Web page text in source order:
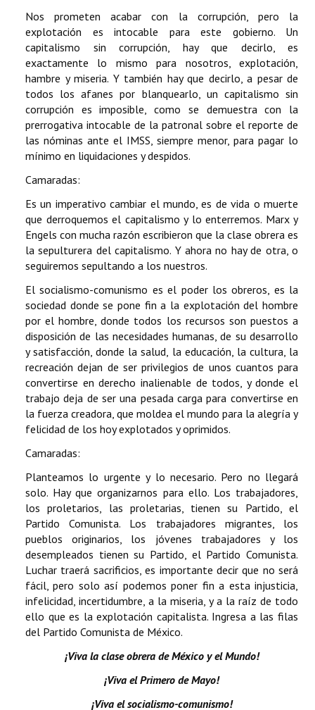
Nos prometen acabar con la corrupción, pero la
explotación es intocable para este gobierno. Un
capitalismo sin corrupción, hay que decirlo, es
exactamente lo mismo para nosotros, explotación,
hambre y miseria. Y también hay que decirlo, a pesar de
todos los afanes por blanquearlo, un capitalismo sin
corrupción es imposible, como se demuestra con la
prerrogativa intocable de la patronal sobre el reporte de
las nóminas ante el IMSS, siempre menor, para pagar lo
mínimo en liquidaciones y despidos.
Camaradas:
Es un imperativo cambiar el mundo, es de vida o muerte
que derroquemos el capitalismo y lo enterremos. Marx y
Engels con mucha razón escribieron que la clase obrera es
la sepulturera del capitalismo. Y ahora no hay de otra, o
seguiremos sepultando a los nuestros.
El socialismo-comunismo es el poder los obreros, es la
sociedad donde se pone fin a la explotación del hombre
por el hombre, donde todos los recursos son puestos a
disposición de las necesidades humanas, de su desarrollo
y satisfacción, donde la salud, la educación, la cultura, la
recreación dejan de ser privilegios de unos cuantos para
convertirse en derecho inalienable de todos, y donde el
trabajo deja de ser una pesada carga para convertirse en
la fuerza creadora, que moldea el mundo para la alegría y
felicidad de los hoy explotados y oprimidos.
Camaradas:
Planteamos lo urgente y lo necesario. Pero no llegará
solo. Hay que organizarnos para ello. Los trabajadores,
los proletarios, las proletarias, tienen su Partido, el
Partido Comunista. Los trabajadores migrantes, los
pueblos originarios, los jóvenes trabajadores y los
desempleados tienen su Partido, el Partido Comunista.
Luchar traerá sacrificios, es importante decir que no será
fácil, pero solo así podemos poner fin a esta injusticia,
infelicidad, incertidumbre, a la miseria, y a la raíz de todo
ello que es la explotación capitalista. Ingresa a las filas
del Partido Comunista de México.
¡Viva la clase obrera de México y el Mundo!
¡Viva el Primero de Mayo!
¡Viva el socialismo-comunismo!